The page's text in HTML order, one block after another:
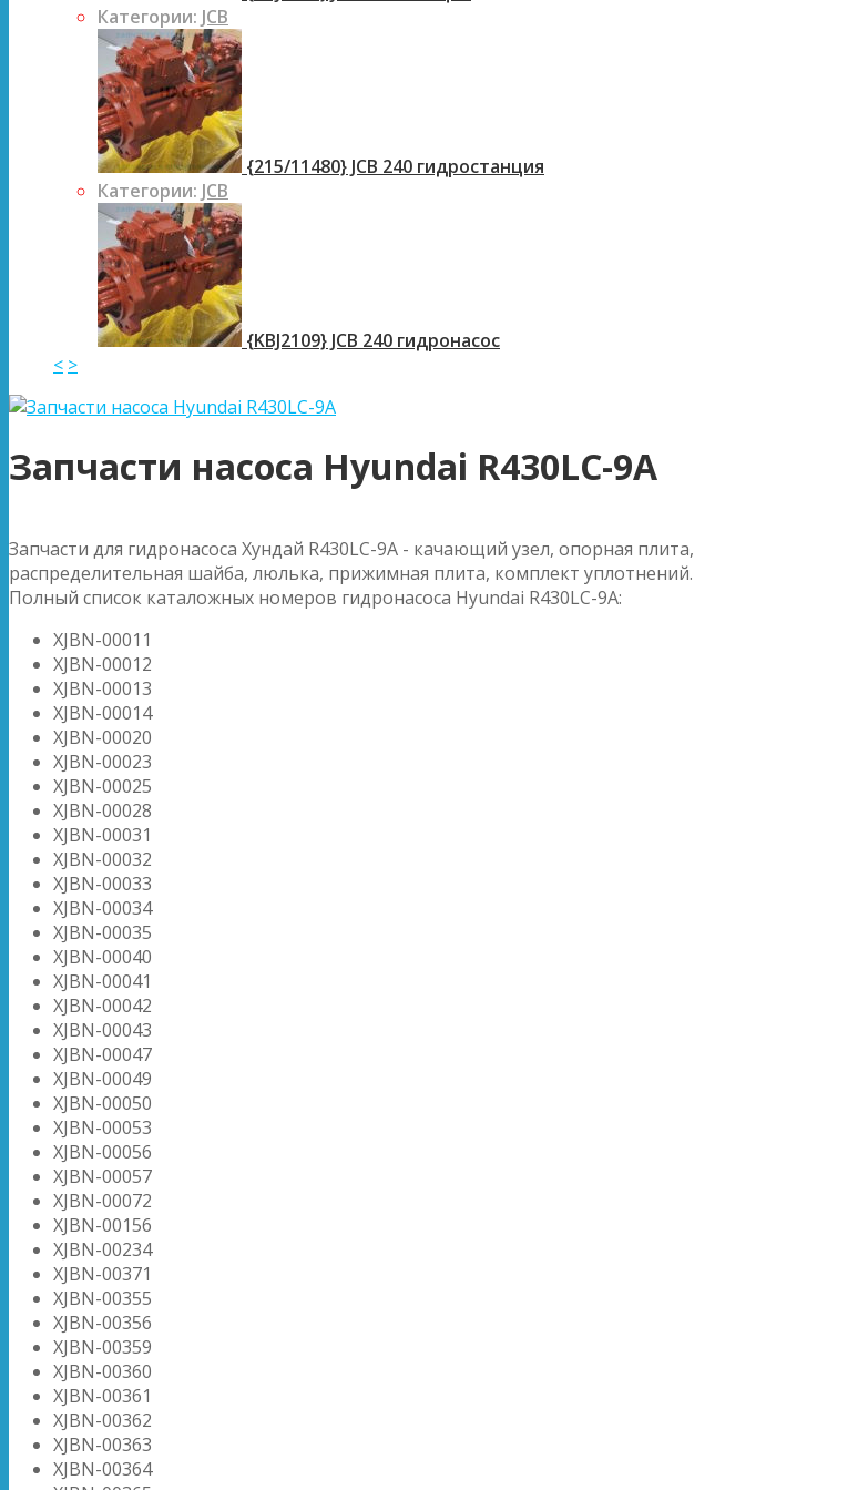
Категории: JCB
{215/11480} JCB 240 гидростанция
Категории: JCB
{KBJ2109} JCB 240 гидронасос
< >
Запчасти насоса Hyundai R430LC-9A
Запчасти для гидронасоса Хундай R430LC-9A - качающий узел, опорная плита,
распределительная шайба, люлька, прижимная плита, комплект уплотнений.
Полный список каталожных номеров гидронасоса Hyundai R430LC-9A:
XJBN-00011
XJBN-00012
XJBN-00013
XJBN-00014
XJBN-00020
XJBN-00023
XJBN-00025
XJBN-00028
XJBN-00031
XJBN-00032
XJBN-00033
XJBN-00034
XJBN-00035
XJBN-00040
XJBN-00041
XJBN-00042
XJBN-00043
XJBN-00047
XJBN-00049
XJBN-00050
XJBN-00053
XJBN-00056
XJBN-00057
XJBN-00072
XJBN-00156
XJBN-00234
XJBN-00371
XJBN-00355
XJBN-00356
XJBN-00359
XJBN-00360
XJBN-00361
XJBN-00362
XJBN-00363
XJBN-00364